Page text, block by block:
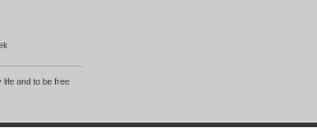
life and to be free